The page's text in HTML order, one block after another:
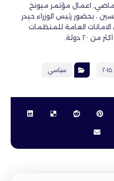
اعمال مؤتمر ميونخ
، بحضور رئيس الوزراء حيدر
العامة للمنظمات
٢٠ دولة.
سياسي